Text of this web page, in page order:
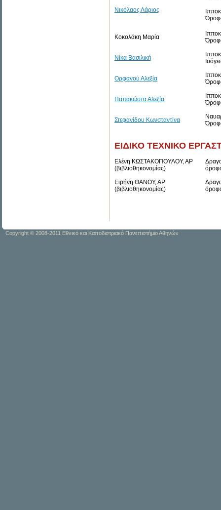
Νικόλαος Λάριος
Κοκολάκη Μαρία
Νίκα Βασιλική
Ορφανού Αλεξία
Παπακώστα Αλεξία
Στεφανίδου Κωνσταντίνα
ΕΙΔΙΚΟ ΤΕΧΝΙΚΟ
Ελένη ΚΩΣΤΑΚΟΠΟΥΛΟΥ, ΑΡ
(βιβλιοθηκονομίας)
Ειρήνη ΘΑΝΟΥ, ΑΡ
(βιβλιοθηκονομίας)
Copyright © 2008-2011 Εθνικό και Καποδιστριακό Πανεπιστήμιο Αθηνών